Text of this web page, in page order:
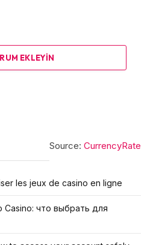
EKLEYIN
Source: CurrencyRate
les jeux de casino en ligne
Casino: что выбрать для